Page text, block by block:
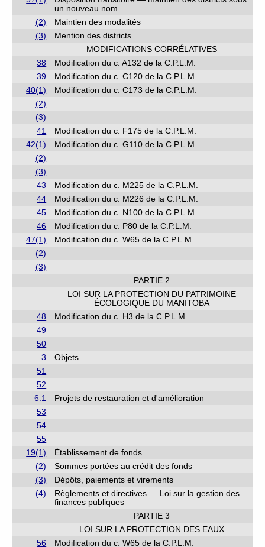
un nouveau nom
(2)
Maintien des modalités
(3)
Mention des districts
MODIFICATIONS CORRÉLATIVES
38
Modification du c. A132 de la C.P.L.M.
39
Modification du c. C120 de la C.P.L.M.
40(1)
Modification du c. C173 de la C.P.L.M.
(2)
(3)
41
Modification du c. F175 de la C.P.L.M.
42(1)
Modification du c. G110 de la C.P.L.M.
(2)
(3)
43
Modification du c. M225 de la C.P.L.M.
44
Modification du c. M226 de la C.P.L.M.
45
Modification du c. N100 de la C.P.L.M.
46
Modification du c. P80 de la C.P.L.M.
47(1)
Modification du c. W65 de la C.P.L.M.
(2)
(3)
PARTIE 2
LOI SUR LA PROTECTION DU PATRIMOINE
ÉCOLOGIQUE DU MANITOBA
48
Modification du c. H3 de la C.P.L.M.
49
50
3
Objets
51
52
6.1
Projets de restauration et d'amélioration
53
54
55
19(1)
Établissement de fonds
(2)
Sommes portées au crédit des fonds
(3)
Dépôts, paiements et virements
(4)
Règlements et directives — Loi sur la gestion des
finances publiques
PARTIE 3
LOI SUR LA PROTECTION DES EAUX
56
Modification du c. W65 de la C.P.L.M.